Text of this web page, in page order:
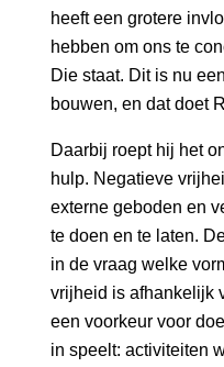
heeft een grotere
hebben om ons te
Die staat. Dit is nu
bouwen, en dat doet
Daarbij roept hij het
hulp. Negatieve
externe geboden en
te doen en te laten.
in de vraag welke
vrijheid is afhankelijk
een voorkeur voor
in speelt: activiteiten